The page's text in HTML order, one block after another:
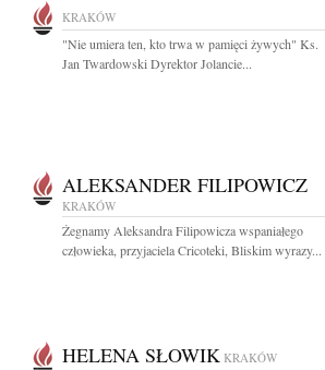
KRAKÓW
"Nie umiera ten, kto trwa w pamięci żywych" Ks.
Jan Twardowski Dyrektor Jolancie...
ALEKSANDER FILIPOWICZ
KRAKÓW
Żegnamy Aleksandra Filipowicza wspaniałego
człowieka, przyjaciela Cricoteki, Bliskim wyrazy...
HELENA SŁOWIK KRAKÓW